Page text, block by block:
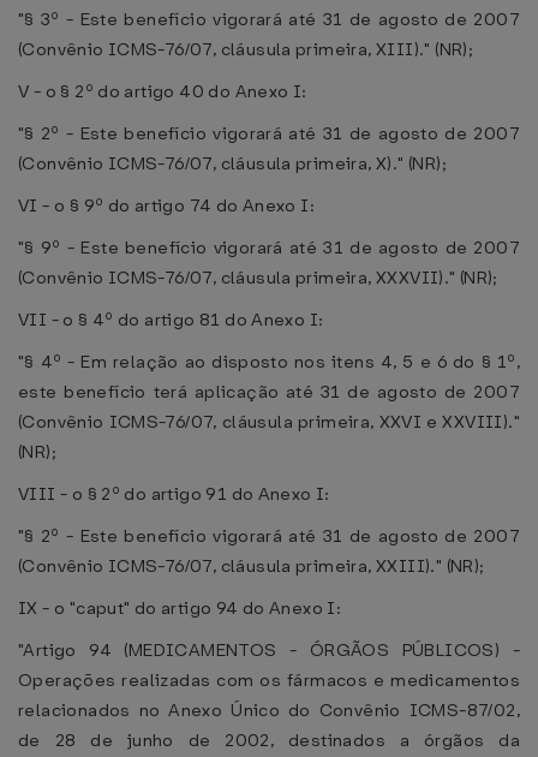
"§ 3º - Este benefício vigorará até 31 de agosto de 2007
(Convênio ICMS-76/07, cláusula primeira, XIII)." (NR);
V - o § 2º do artigo 40 do Anexo I:
"§ 2º - Este benefício vigorará até 31 de agosto de 2007
(Convênio ICMS-76/07, cláusula primeira, X)." (NR);
VI - o § 9º do artigo 74 do Anexo I:
"§ 9º - Este benefício vigorará até 31 de agosto de 2007
(Convênio ICMS-76/07, cláusula primeira, XXXVII)." (NR);
VII - o § 4º do artigo 81 do Anexo I:
"§ 4º - Em relação ao disposto nos itens 4, 5 e 6 do § 1º,
este benefício terá aplicação até 31 de agosto de 2007
(Convênio ICMS-76/07, cláusula primeira, XXVI e XXVIII)."
(NR);
VIII - o § 2º do artigo 91 do Anexo I:
"§ 2º - Este benefício vigorará até 31 de agosto de 2007
(Convênio ICMS-76/07, cláusula primeira, XXIII)." (NR);
IX - o "caput" do artigo 94 do Anexo I:
"Artigo 94 (MEDICAMENTOS - ÓRGÃOS PÚBLICOS) -
Operações realizadas com os fármacos e medicamentos
relacionados no Anexo Único do Convênio ICMS-87/02,
de 28 de junho de 2002, destinados a órgãos da